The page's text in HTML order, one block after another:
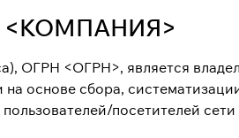
<КОМПАНИЯ>
ОГРН <ОГРН>, является
основе сбора,
посетителей сети